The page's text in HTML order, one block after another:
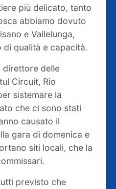
più delicato, tanto
abbiamo dovuto
e Vallelunga,
di qualità e capacità.
direttore delle
Circuit, Rio
sistemare la
che ci sono stati
causato il
gara di domenica e
siti locali, che la
previsto che